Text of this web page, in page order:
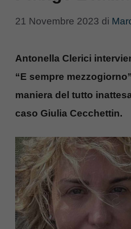
21 Novembre 2023 di
Antonella Clerici
“E sempre
maniera del tutto
caso Giulia Cecchettin.